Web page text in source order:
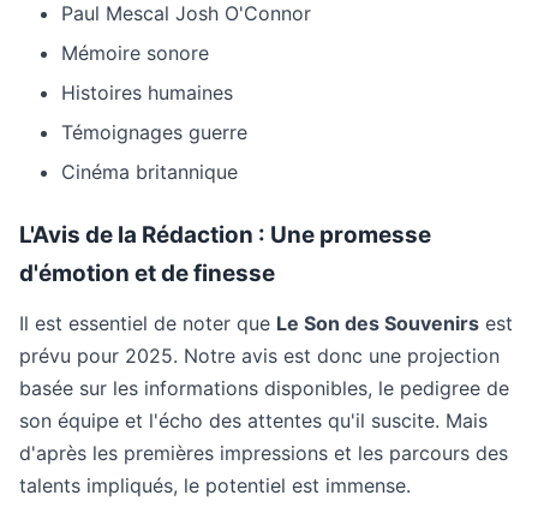
Paul Mescal Josh O'Connor
Mémoire sonore
Histoires humaines
Témoignages guerre
Cinéma britannique
L'Avis de la Rédaction : Une promesse
d'émotion et de finesse
Il est essentiel de noter que Le Son des Souvenirs est
prévu pour 2025. Notre avis est donc une projection
basée sur les informations disponibles, le pedigree de
son équipe et l'écho des attentes qu'il suscite. Mais
d'après les premières impressions et les parcours des
talents impliqués, le potentiel est immense.